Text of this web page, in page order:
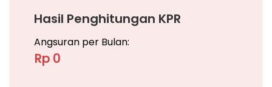
Hasil Penghitungan KPR
Angsuran per Bulan:
Rp 0